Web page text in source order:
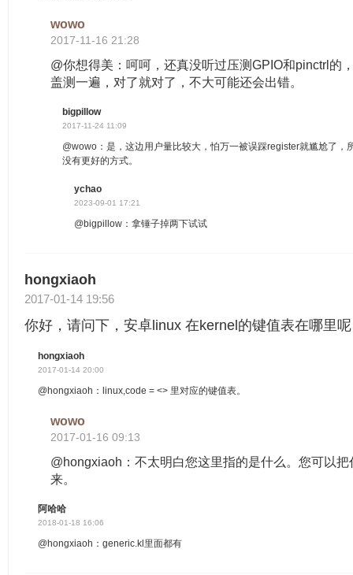
wowo
2017-11-16 21:28
@你想得美：呵呵，还真没听过压测GPIO和pinctrl的
盖测一遍，对了就对了，不大可能还会出错。
bigpillow
2017-11-24 11:09
@wowo：是，这边用户量比较大，怕万一被误踩register就尴尬了，
没有更好的方式。
ychao
2023-09-01 17:21
@bigpillow：拿锤子掉两下试试
hongxiaoh
2017-01-14 19:56
你好，请问下，安卓linux 在kernel的键值表在哪里
hongxiaoh
2017-01-14 20:00
@hongxiaoh：linux,code = <> 里对应的键值表。
wowo
2017-01-16 09:13
@hongxiaoh：不太明白您这里指的是什么。您可以
来。
阿哈哈
2018-01-18 16:06
@hongxiaoh：generic.kl里面都有